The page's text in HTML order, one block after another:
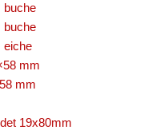
buche
buche
eiche
mm
mm
19x80mm